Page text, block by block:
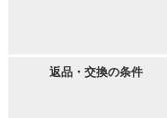
返品・交換の条件